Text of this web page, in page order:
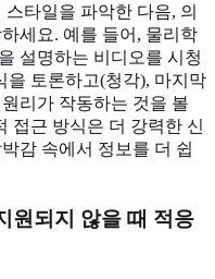
타일을 파악한 다음, 의
세요. 예를 들어, 물리학
설명하는 비디오를 시청
을 토론하고(청각), 마지막
리가 작동하는 것을 볼
접근 방식은 더 강력한 신
감 속에서 정보를 더 쉽
원되지 않을 때 적응